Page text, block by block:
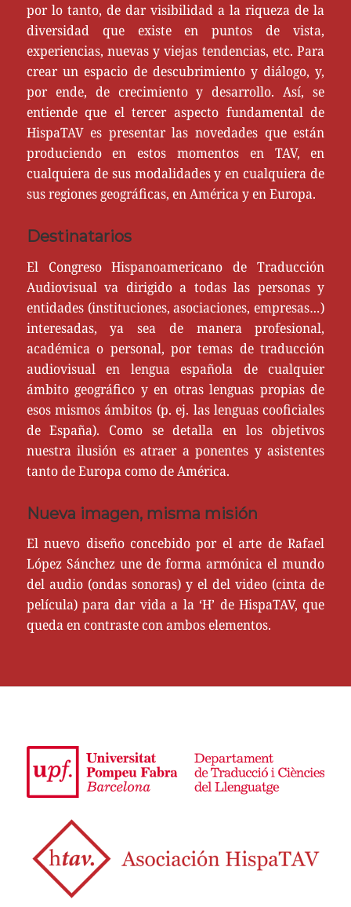
por lo tanto, de dar visibilidad a la riqueza de la
diversidad que existe en puntos de vista,
experiencias, nuevas y viejas tendencias, etc. Para
crear un espacio de descubrimiento y diálogo, y,
por ende, de crecimiento y desarrollo. Así, se
entiende que el tercer aspecto fundamental de
HispaTAV es presentar las novedades que están
produciendo en estos momentos en TAV, en
cualquiera de sus modalidades y en cualquiera de
sus regiones geográficas, en América y en Europa.
Destinatarios
El Congreso Hispanoamericano de Traducción
Audiovisual va dirigido a todas las personas y
entidades (instituciones, asociaciones, empresas…)
interesadas, ya sea de manera profesional,
académica o personal, por temas de traducción
audiovisual en lengua española de cualquier
ámbito geográfico y en otras lenguas propias de
esos mismos ámbitos (p. ej. las lenguas cooficiales
de España). Como se detalla en los objetivos
nuestra ilusión es atraer a ponentes y asistentes
tanto de Europa como de América.
Nueva imagen, misma misión
El nuevo diseño concebido por el arte de Rafael
López Sánchez une de forma armónica el mundo
del audio (ondas sonoras) y el del video (cinta de
película) para dar vida a la ‘H’ de HispaTAV, que
queda en contraste con ambos elementos.